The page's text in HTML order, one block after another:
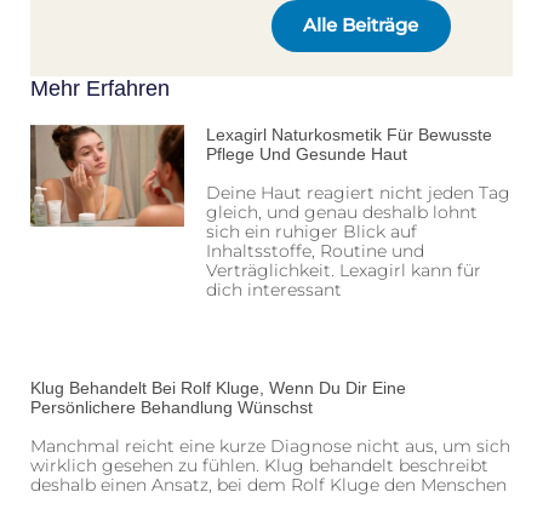
Alle Beiträge
Mehr Erfahren
Lexagirl Naturkosmetik Für Bewusste
Pflege Und Gesunde Haut
Deine Haut reagiert nicht jeden Tag
gleich, und genau deshalb lohnt
sich ein ruhiger Blick auf
Inhaltsstoffe, Routine und
Verträglichkeit. Lexagirl kann für
dich interessant
Klug Behandelt Bei Rolf Kluge, Wenn Du Dir Eine
Persönlichere Behandlung Wünschst
Manchmal reicht eine kurze Diagnose nicht aus, um sich
wirklich gesehen zu fühlen. Klug behandelt beschreibt
deshalb einen Ansatz, bei dem Rolf Kluge den Menschen